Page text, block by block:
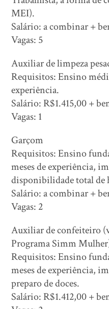
MEI).
Salário: a combinar +
Vagas: 5
Auxiliar de limpeza
Requisitos: Ensino
experiência.
Salário: R$1.415,00 +
Vagas: 1
Garçom
Requisitos: Ensino
meses de experiência,
disponibilidade total de
Salário: a combinar +
Vagas: 2
Auxiliar de confeiteiro
Programa Simm
Requisitos: Ensino
meses de experiência,
preparo de doces.
Salário: R$1.412,00 +